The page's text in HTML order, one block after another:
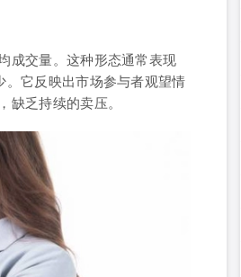
成交量。这种形态通常表现
它反映出市场参与者观望情
乏持续的卖压。